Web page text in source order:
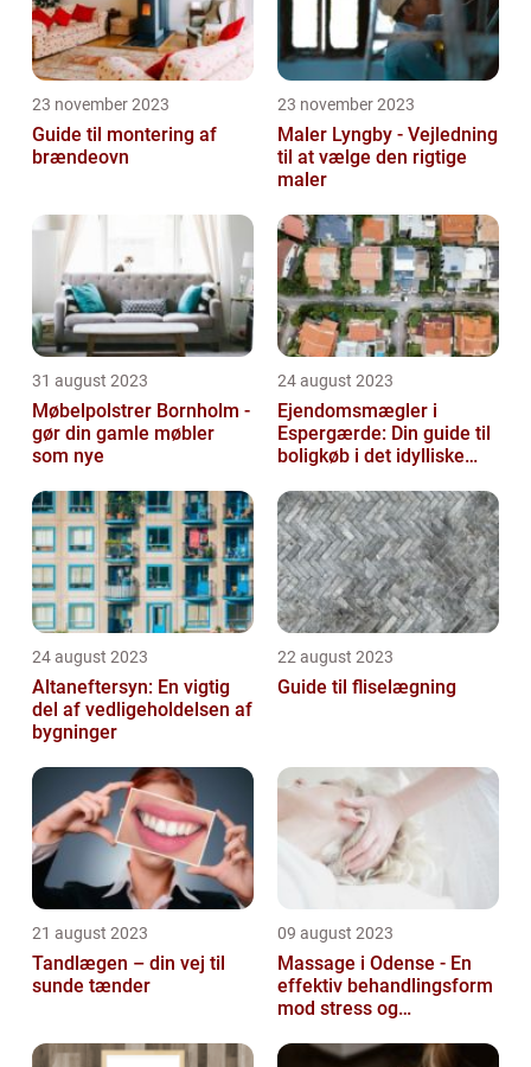
23 november 2023
Guide til montering af
brændeovn
23 november 2023
Maler Lyngby - Vejledning
til at vælge den rigtige
maler
31 august 2023
Møbelpolstrer Bornholm -
gør din gamle møbler
som nye
24 august 2023
Ejendomsmægler i
Espergærde: Din guide til
boligkøb i det idylliske
24 august 2023
Altaneftersyn: En vigtig
del af vedligeholdelsen af
bygninger
22 august 2023
Guide til fliselægning
21 august 2023
Tandlægen – din vej til
sunde tænder
09 august 2023
Massage i Odense - En
effektiv behandlingsform
mod stress og